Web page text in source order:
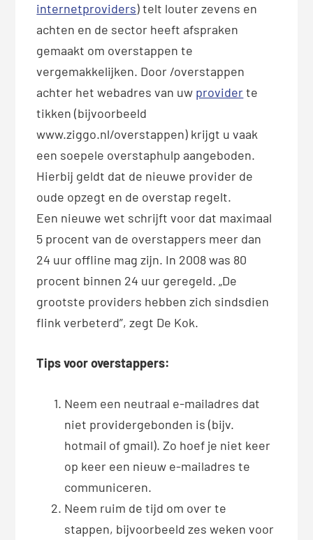
internetproviders) telt louter zevens en
achten en de sector heeft afspraken
gemaakt om overstappen te
vergemakkelijken. Door /overstappen
achter het webadres van uw providerte
tikken (bijvoorbeeld
www.ziggo.nl/overstappen) krijgt u vaak
een soepele overstaphulp aangeboden.
Hierbij geldt dat de nieuwe provider de
oude opzegt en de overstap regelt.
Een nieuwe wet schrijft voor dat maximaal
5 procent van de overstappers meer dan
24 uur offline mag zijn. In 2008 was 80
procent binnen 24 uur geregeld. „De
grootste providers hebben zich sindsdien
flink verbeterd”, zegt De Kok.
Tips voor overstappers:
Neem een neutraal e-mailadres dat
niet providergebonden is (bijv.
hotmail of gmail). Zo hoef je niet keer
op keer een nieuw e-mailadres te
communiceren.
Neem ruim de tijd om over te
stappen, bijvoorbeeld zes weken voor